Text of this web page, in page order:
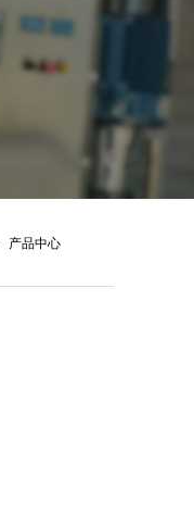
产品中心